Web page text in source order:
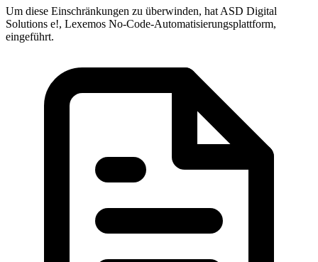
Um diese Einschränkungen zu überwinden, hat ASD Digital
Solutions e!, Lexemos No-Code-Automatisierungsplattform,
eingeführt.